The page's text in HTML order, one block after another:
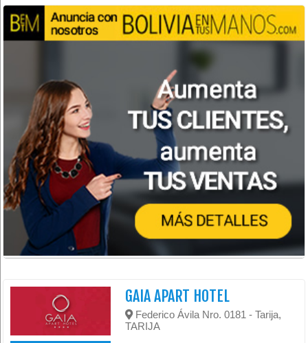
GAIA APART HOTEL
Federico Ávila Nro. 0181 - Tarija,
TARIJA